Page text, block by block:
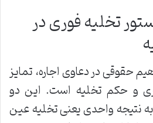
تخلیه فوری در
حقوقی در دعاوی اجاره، تمایز
و حکم تخلیه است. این دو
نتیجه واحدی یعنی تخلیه عین